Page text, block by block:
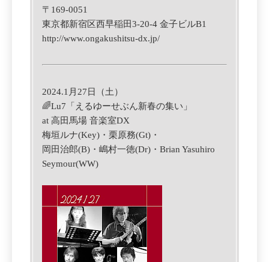
〒169-0051
東京都新宿区西早稲田3-20-4 金子ビルB1
http://www.ongakushitsu-dx.jp/
2024.1月27日（土）
🌈Lu7「えるゆーせぶん新春の集い」
at 高田馬場 音楽室DX
梅垣ルナ(Key)・栗原務(Gt)・
岡田治郎(B)・嶋村一徳(Dr)・Brian Yasuhiro
Seymour(WW)